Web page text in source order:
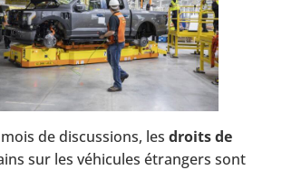
de discussions, les droits de
sur les véhicules étrangers sont